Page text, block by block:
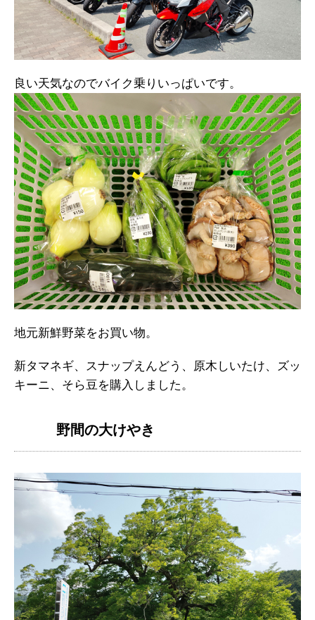
良い天気なのでバイク乗りいっぱいです。
地元新鮮野菜をお買い物。
新タマネギ、スナップえんどう、原木しいたけ、ズッ
キーニ、そら豆を購入しました。
野間の大けやき